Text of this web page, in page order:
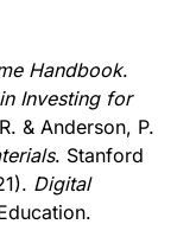
Handbook.
Investing for
& Anderson, P.
. Stanford
Digital